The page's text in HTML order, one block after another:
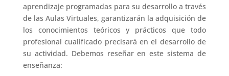
aprendizaje programadas para su desarrollo a través
de las Aulas Virtuales, garantizarán la adquisición de
los conocimientos teóricos y prácticos que todo
profesional cualificado precisará en el desarrollo de
su actividad. Debemos reseñar en este sistema de
enseñanza: